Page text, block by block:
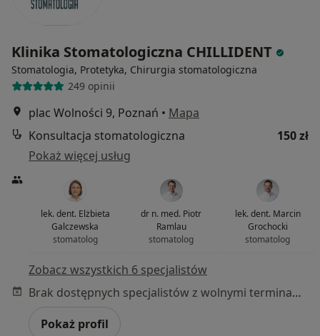
Klinika Stomatologiczna CHILLIDENT
Stomatologia, Protetyka, Chirurgia stomatologiczna
249 opinii
plac Wolności 9, Poznań • Mapa
Konsultacja stomatologiczna
150 zł
Pokaż więcej usług
lek. dent. Elżbieta
Galczewska
stomatolog
dr n. med. Piotr
Ramlau
stomatolog
lek. dent. Marcin
Grochocki
stomatolog
Zobacz wszystkich 6 specjalistów
Brak dostępnych specjalistów z wolnymi terminami w tym centrum medycznym.
Pokaż profil